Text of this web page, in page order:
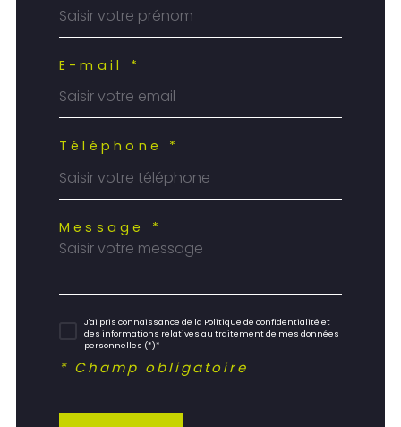
E-mail *
Téléphone *
Message *
J'ai pris connaissance de la Politique de confidentialité et
des informations relatives au traitement de mes données
personnelles (*)*
* Champ obligatoire